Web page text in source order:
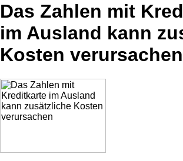
Das Zahlen mit
im Ausland kann
Kosten verursachen